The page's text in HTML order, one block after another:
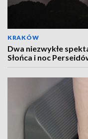
KRAKÓW
Dwa niezwykłe
Słońca i noc